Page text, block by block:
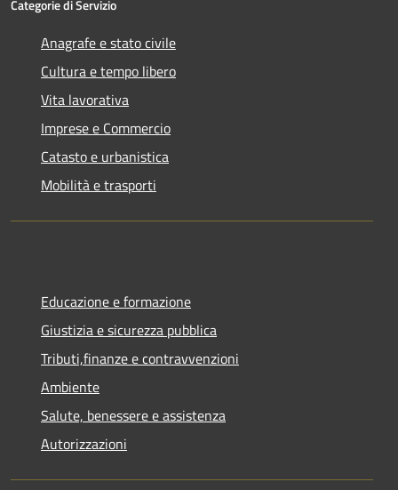
Categorie di Servizio
Anagrafe e stato civile
Cultura e tempo libero
Vita lavorativa
Imprese e Commercio
Catasto e urbanistica
Mobilità e trasporti
Educazione e formazione
Giustizia e sicurezza pubblica
Tributi,finanze e contravvenzioni
Ambiente
Salute, benessere e assistenza
Autorizzazioni